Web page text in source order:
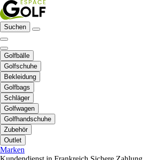
Suchen
Golfbälle
Golfschuhe
Bekleidung
Golfbags
Schläger
Golfwagen
Golfhandschuhe
Zubehör
Outlet
Marken